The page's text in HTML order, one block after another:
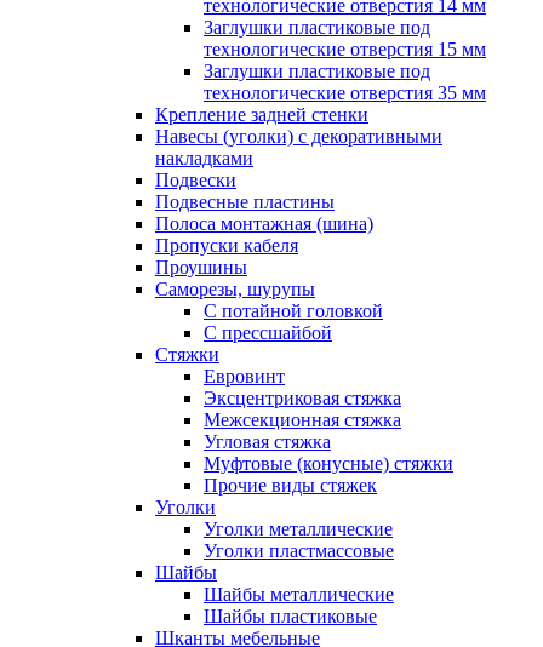
технологические отверстия 14 мм
Заглушки пластиковые под
технологические отверстия 15 мм
Заглушки пластиковые под
технологические отверстия 35 мм
Крепление задней стенки
Навесы (уголки) с декоративными
накладками
Подвески
Подвесные пластины
Полоса монтажная (шина)
Пропуски кабеля
Проушины
Саморезы, шурупы
С потайной головкой
С прессшайбой
Стяжки
Евровинт
Эксцентриковая стяжка
Межсекционная стяжка
Угловая стяжка
Муфтовые (конусные) стяжки
Прочие виды стяжек
Уголки
Уголки металлические
Уголки пластмассовые
Шайбы
Шайбы металлические
Шайбы пластиковые
Шканты мебельные